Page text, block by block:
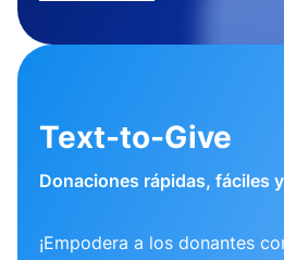
Text-to-Give
Donaciones rápidas, fáciles
¡Empodera a los donantes